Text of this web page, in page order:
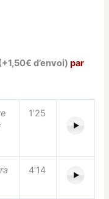
d’envoi)par
1’25
4’14